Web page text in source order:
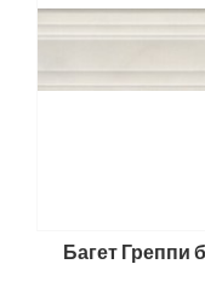
Багет Греппи